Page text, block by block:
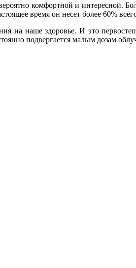
комфортной и интересной.
время он несет более 60%
на наше здоровье. И это
подвергается малым дозам